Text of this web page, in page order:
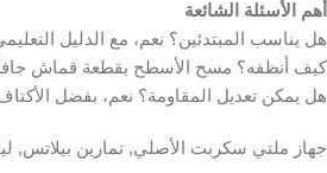
أهم الأسئلة الشائعة
هل يناسب المبتدئين؟ نعم، مع الدليل
كيف أنظفه؟ مسح الأسطح بقطعة قماش
هل يمكن تعديل المقاومة؟ نعم، بفضل
جهاز ملتي سكربت الأصلي, تمارين بيلاتس,